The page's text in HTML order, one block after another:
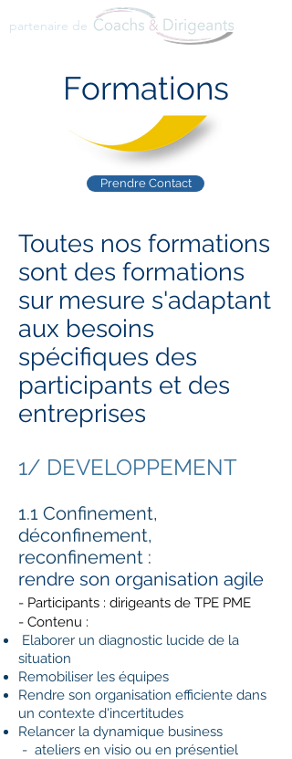
partenaire de
Formations
Prendre Contact
Toutes nos formations
sont des formations
sur mesure s'adaptant
aux besoins
spécifiques des
participants et des
entreprises
1/ DEVELOPPEMENT
1.1 Confinement,
déconfinement,
reconfinement :
rendre son organisation agile
- Participants : dirigeants de TPE PME
- Contenu :
Elaborer un diagnostic lucide de la
situation
Remobiliser les équipes
Rendre son organisation efficiente dans
un contexte d'incertitudes
Relancer la dynamique business
- ateliers en visio ou en présentiel